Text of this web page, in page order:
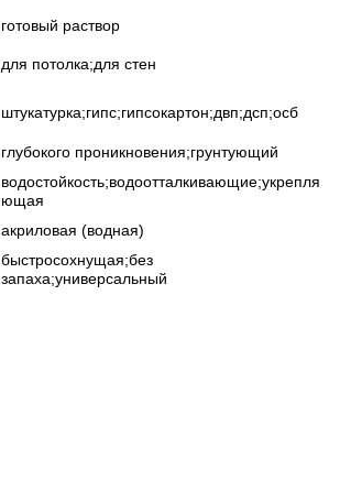
готовый раствор
для потолка;для стен
штукатурка;гипс;гипсокартон;двп;дсп;осб
глубокого проникновения;грунтующий
водостойкость;водоотталкивающие;укрепля
ющая
акриловая (водная)
быстросохнущая;без
запаха;универсальный